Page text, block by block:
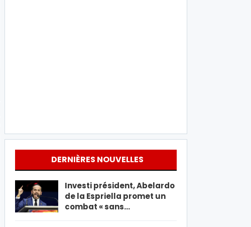
DERNIÈRES NOUVELLES
Investi président, Abelardo
de la Espriella promet un
combat « sans…